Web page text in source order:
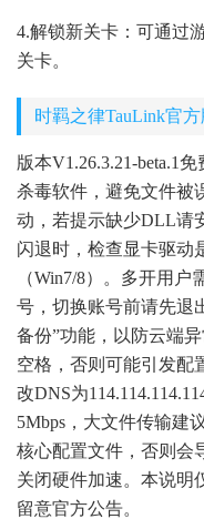
4.解锁新关卡：可通过
关卡。
时羁之律TauLink官
版本V1.26.3.21-beta.1
杀毒软件，避免文件被
动，若提示缺少DLL请
闪退时，检查显卡驱动
（Win7/8）。多开用
号，切换账号前请先退
备份”功能，以防云端
空格，否则可能引发配
改DNS为
5Mbps，大文件传输建
核心配置文件，否则会
关闭硬件加速。本说明
留意官方公告。